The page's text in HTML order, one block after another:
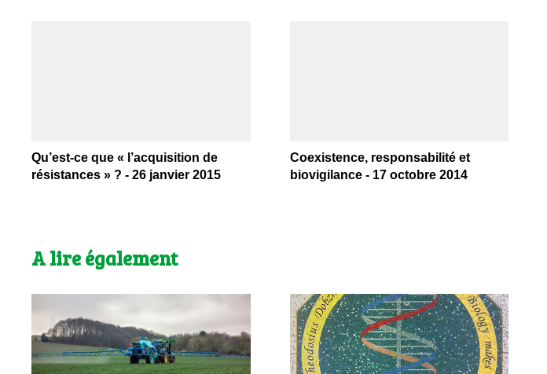
Qu’est-ce que « l’acquisition de
résistances » ? - 26 janvier 2015
Coexistence, responsabilité et
biovigilance - 17 octobre 2014
A lire également